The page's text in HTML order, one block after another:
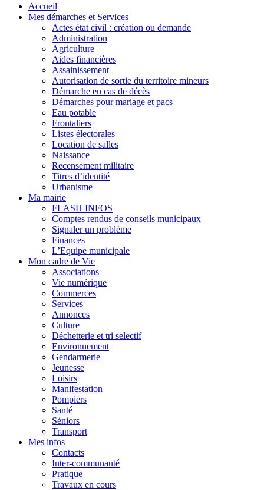
Accueil
Mes démarches et Services
Actes état civil : création ou demande
Administration
Agriculture
Aides financières
Assainissement
Autorisation de sortie du territoire mineurs
Démarche en cas de décès
Démarches pour mariage et pacs
Eau potable
Frontaliers
Listes électorales
Location de salles
Naissance
Recensement militaire
Titres d’identité
Urbanisme
Ma mairie
FLASH INFOS
Comptes rendus de conseils municipaux
Signaler un problème
Finances
L’Equipe municipale
Mon cadre de Vie
Associations
Vie numérique
Commerces
Services
Annonces
Culture
Déchetterie et tri selectif
Environnement
Gendarmerie
Jeunesse
Loisirs
Manifestation
Pompiers
Santé
Séniors
Transport
Mes infos
Contacts
Inter-communauté
Pratique
Travaux en cours